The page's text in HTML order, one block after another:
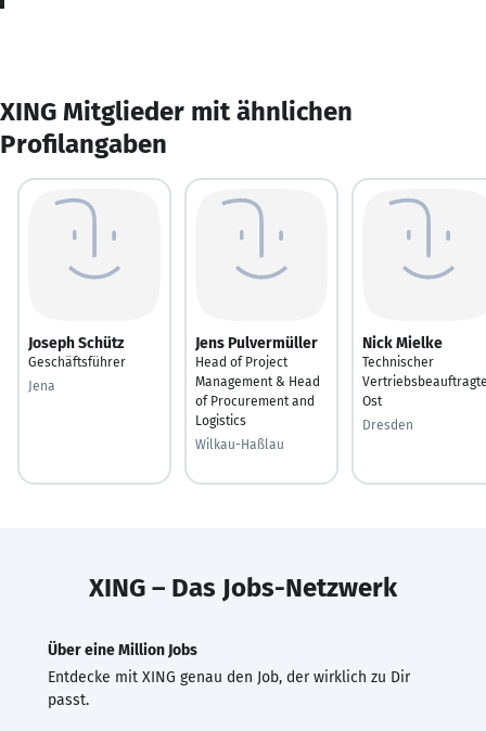
XING Mitglieder mit ähnlichen
Profilangaben
Joseph Schütz
Geschäftsführer
Jena
Jens Pulvermüller
Head of Project
Management & Head
of Procurement and
Logistics
Wilkau-Haßlau
Nick Mielke
Technischer
Ost
Dresden
XING – Das Jobs-Netzwerk
Über eine Million Jobs
Entdecke mit XING genau den Job, der wirklich zu Dir
passt.